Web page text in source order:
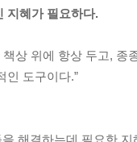
지혜가 필요하다.
상 위에 항상 두고,
인 도구이다.”
해결하는데 필요한 지